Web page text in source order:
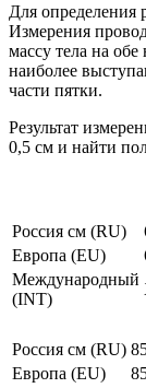
Для определения
Измерения
массу тела на
наиболее
части пятки.
Результат
0,5 см и найти
Россия см (RU)
Европа (EU)
Международный
(INT)
Россия см (RU)
Европа (EU)